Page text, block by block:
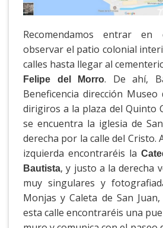
Recomendamos entrar
observar el patio colonial
calles hasta llegar al
Felipe del Morro. De ahí,
Beneficencia dirección
dirigiros a la plaza del Quinto
se encuentra la iglesia de
derecha por la calle del Cristo.
izquierda encontraréis la
Bautista, y justo a la derecha
muy singulares y
Monjas y Caleta de San
esta calle encontraréis una